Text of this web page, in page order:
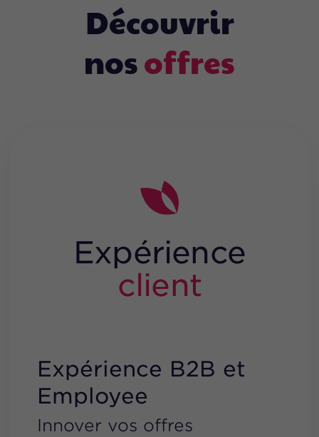
Découvrir
nosoffres
Expérience
client
Expérience B2B et
Employee
Innover vos offres